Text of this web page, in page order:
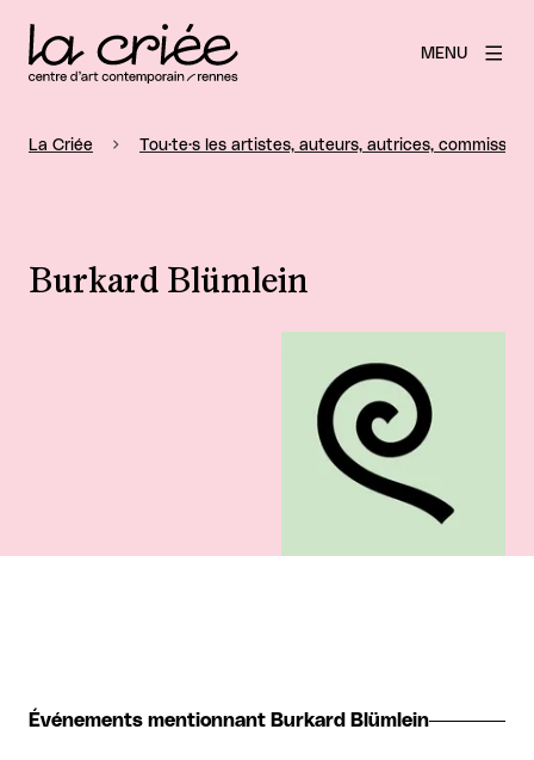
MENU
La Criée Tou·te·s les artistes, auteurs, autrices,
Burkard Blümlein
Événements mentionnant Burkard Blümlein